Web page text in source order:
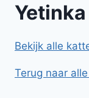
Yetinka
Bekijk alle
Terug naar